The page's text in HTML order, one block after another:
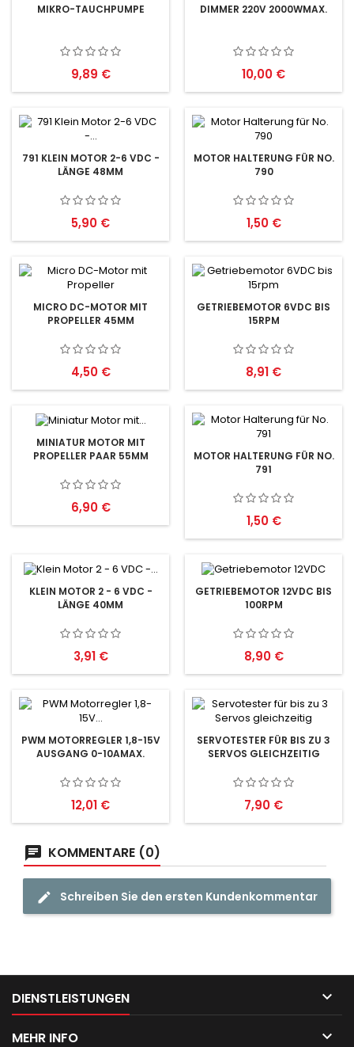
MIKRO-TAUCHPUMPE
Preis
9,89 €
DIMMER 220V 2000WMAX.
Preis
10,00 €
791 KLEIN MOTOR 2-6 VDC -
LÄNGE 48MM
Preis
5,90 €
MOTOR HALTERUNG FÜR NO.
790
Preis
1,50 €
MICRO DC-MOTOR MIT
PROPELLER 45MM
Preis
4,50 €
GETRIEBEMOTOR 6VDC BIS
15RPM
Preis
8,91 €
MINIATUR MOTOR MIT
PROPELLER PAAR 55MM
Preis
6,90 €
MOTOR HALTERUNG FÜR NO.
791
Preis
1,50 €
KLEIN MOTOR 2 - 6 VDC -
LÄNGE 40MM
Preis
3,91 €
GETRIEBEMOTOR 12VDC BIS
100RPM
Preis
8,90 €
PWM MOTORREGLER 1,8-15V
AUSGANG 0-10AMAX.
Preis
12,01 €
SERVOTESTER FÜR BIS ZU 3
SERVOS GLEICHZEITIG
Preis
7,90 €
KOMMENTARE (0)
Schreiben Sie den ersten Kundenkommentar
DIENSTLEISTUNGEN 
MEHR INFO 